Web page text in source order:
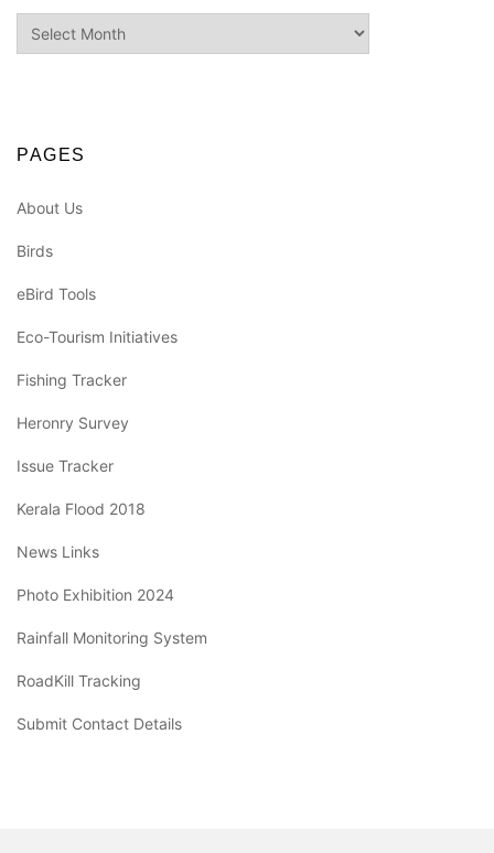
Archives
PAGES
About Us
Birds
eBird Tools
Eco-Tourism Initiatives
Fishing Tracker
Heronry Survey
Issue Tracker
Kerala Flood 2018
News Links
Photo Exhibition 2024
Rainfall Monitoring System
RoadKill Tracking
Submit Contact Details